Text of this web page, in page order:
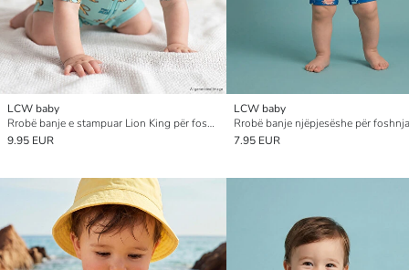
LCW baby
Rrobë banje e stampuar Lion King për foshnja djem
9.95 EUR
LCW baby
7.95 EUR